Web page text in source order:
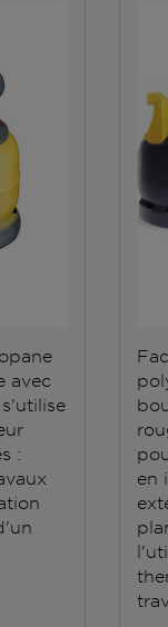
avec
:
en